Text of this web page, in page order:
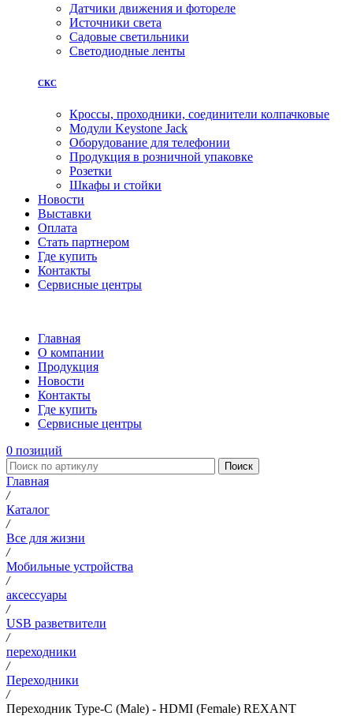
Датчики движения и фотореле
Источники света
Садовые светильники
Светодиодные ленты
СКС
Кроссы, проходники, соединители колпачковые
Модули Keystone Jack
Оборудование для телефонии
Продукция в розничной упаковке
Розетки
Шкафы и стойки
Новости
Выставки
Оплата
Стать партнером
Где купить
Контакты
Сервисные центры
Главная
О компании
Продукция
Новости
Контакты
Где купить
Сервисные центры
0 позиций
Поиск
Главная
/
Каталог
/
Все для жизни
/
Мобильные устройства
/
аксессуары
/
USB разветвители
/
переходники
/
Переходники
/
Переходник Type-C (Male) - HDMI (Female) REXANT